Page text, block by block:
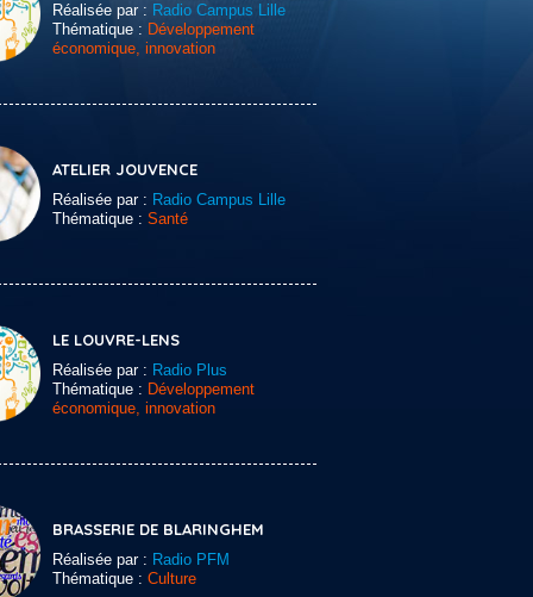
Réalisée par : Radio Campus Lille
Thématique : Développement
économique, innovation
ATELIER JOUVENCE
Réalisée par : Radio Campus Lille
Thématique : Santé
LE LOUVRE-LENS
Réalisée par : Radio Plus
Thématique : Développement
économique, innovation
BRASSERIE DE BLARINGHEM
Réalisée par : Radio PFM
Thématique : Culture